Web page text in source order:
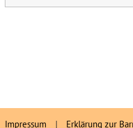
Impressum | Erklärung zur